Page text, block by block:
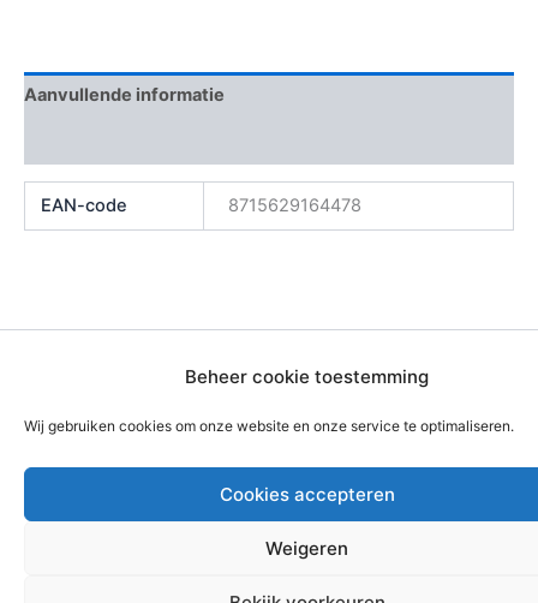
Beheer cookie toestemming
Wij gebruiken cookies om onze website en onze service te optimaliseren.
Cookies accepteren
Weigeren
Aanvullende informatie
EAN-code 8715629164478
Copyright © 2026 Bouwmaterialen Montfoort | Aangedreven